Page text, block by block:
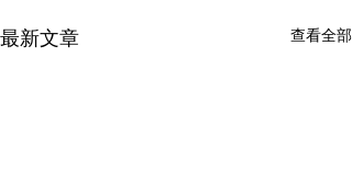
最新文章 查看全部